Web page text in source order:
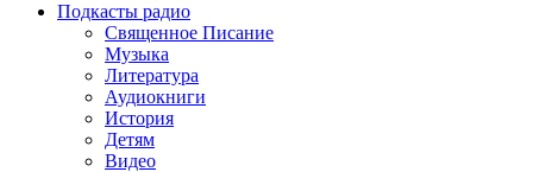
Подкасты радио
Священное Писание
Музыка
Литература
Аудиокниги
История
Детям
Видео